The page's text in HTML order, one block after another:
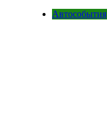
Автособытия